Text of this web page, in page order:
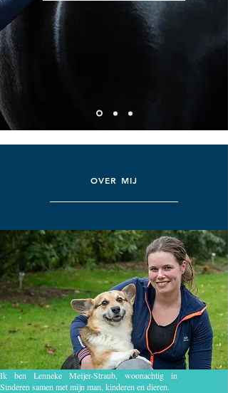
OVER MIJ
Ik ben Lenneke Meijer-Straub, woonachtig in
Sinderen samen met mijn man, kinderen en dieren.